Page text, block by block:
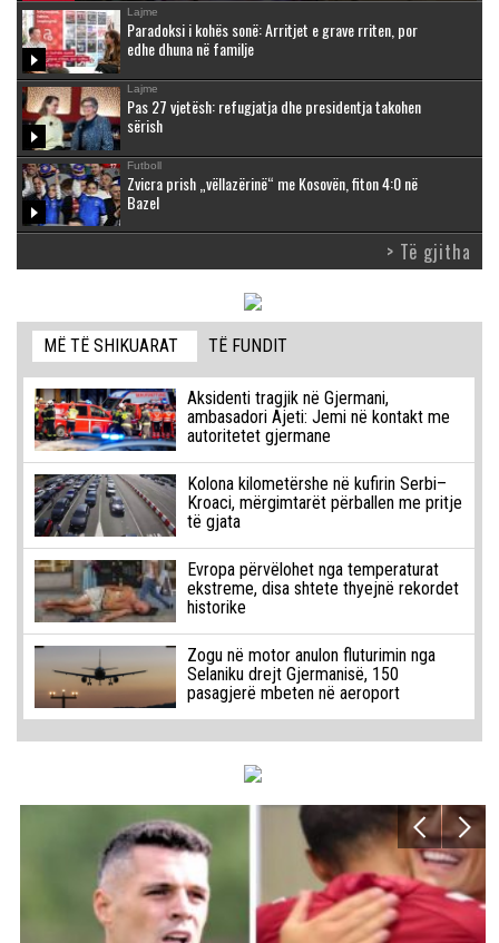
Lajme
Paradoksi i kohës sonë: Arritjet e grave rriten, por
edhe dhuna në familje
Lajme
Pas 27 vjetësh: refugjatja dhe presidentja takohen
sërish
Futboll
Zvicra prish „vëllazërinë“ me Kosovën, fiton 4:0 në
Bazel
> Të gjitha
MË TË SHIKUARAT TË FUNDIT
Aksidenti tragjik në Gjermani,
ambasadori Ajeti: Jemi në kontakt me
autoritetet gjermane
Kolona kilometërshe në kufirin Serbi–
Kroaci, mërgimtarët përballen me pritje
të gjata
Evropa përvëlohet nga temperaturat
ekstreme, disa shtete thyejnë rekordet
historike
Zogu në motor anulon fluturimin nga
Selaniku drejt Gjermanisë, 150
pasagjerë mbeten në aeroport